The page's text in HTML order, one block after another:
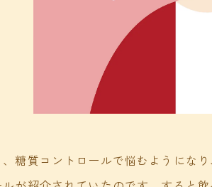
糖質コントロールで悩むようにな